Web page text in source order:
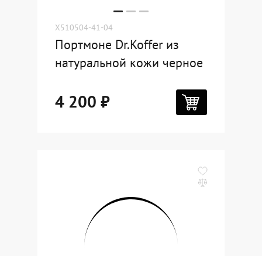
X510504-41-04
Портмоне Dr.Koffer из
натуральной кожи черное
4 200 ₽